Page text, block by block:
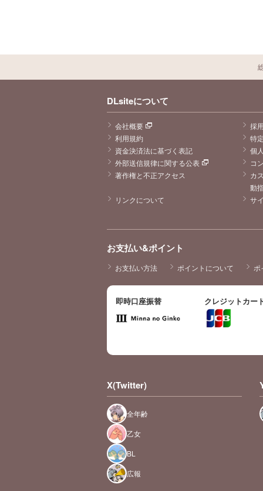
DLsiteについて
会社概要
採
利用規約
特
資金決済法に基づく表記
個
外部送信規律に関する公表
コ
著作権と不正アクセス
カ
動
リンクについて
サ
お支払い&ポイント
お支払い方法 ポイントについて ポ
即時口座振替 クレジットカー
X(Twitter)
全年齢
乙女
BL
広報